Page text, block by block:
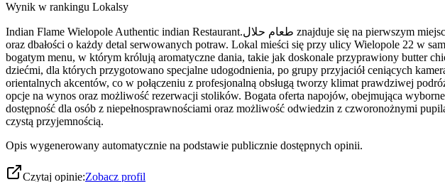
Wynik w rankingu Lokalsy
Indian Flame Wielopole Authentic indian Restaurant.طعام حلال znajduje się na pierwszym miejscu w naszym rankingu. Restauracja ta zdobyła uznanie tysięcy gości dzięki swojej niezwykłej autentyczności
oraz dbałości o każdy detal serwowanych potraw. Lokal mieści się przy ulicy Wielopole 22 w
bogatym menu, w którym królują aromatyczne dania, takie jak doskonale przyprawiony butter
dziećmi, dla których przygotowano specjalne udogodnienia, po grupy przyjaciół ceniących
orientalnych akcentów, co w połączeniu z profesjonalną obsługą tworzy klimat prawdziwej
opcje na wynos oraz możliwość rezerwacji stolików. Bogata oferta napojów, obejmująca
dostępność dla osób z niepełnosprawnościami oraz możliwość odwiedzin z czworonożnymi
czystą przyjemnością.
Opis wygenerowany automatycznie na podstawie publicznie dostępnych opinii.
Czytaj opinie:Zobacz profil